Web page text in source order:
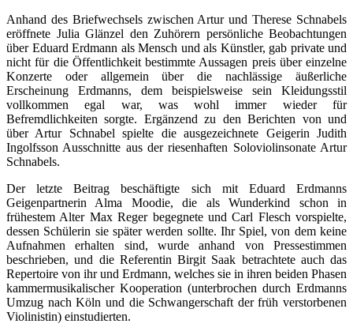
Anhand des Briefwechsels zwischen Artur und Therese Schnabels
eröffnete Julia Glänzel den Zuhörern persönliche Beobachtungen
über Eduard Erdmann als Mensch und als Künstler, gab private und
nicht für die Öffentlichkeit bestimmte Aussagen preis über einzelne
Konzerte oder allgemein über die nachlässige äußerliche
Erscheinung Erdmanns, dem beispielsweise sein Kleidungsstil
vollkommen egal war, was wohl immer wieder für
Befremdlichkeiten sorgte. Ergänzend zu den Berichten von und
über Artur Schnabel spielte die ausgezeichnete Geigerin Judith
Ingolfsson Ausschnitte aus der riesenhaften Soloviolinsonate Artur
Schnabels.
Der letzte Beitrag beschäftigte sich mit Eduard Erdmanns
Geigenpartnerin Alma Moodie, die als Wunderkind schon in
frühestem Alter Max Reger begegnete und Carl Flesch vorspielte,
dessen Schülerin sie später werden sollte. Ihr Spiel, von dem keine
Aufnahmen erhalten sind, wurde anhand von Pressestimmen
beschrieben, und die Referentin Birgit Saak betrachtete auch das
Repertoire von ihr und Erdmann, welches sie in ihren beiden Phasen
kammermusikalischer Kooperation (unterbrochen durch Erdmanns
Umzug nach Köln und die Schwangerschaft der früh verstorbenen
Violinistin) einstudierten.